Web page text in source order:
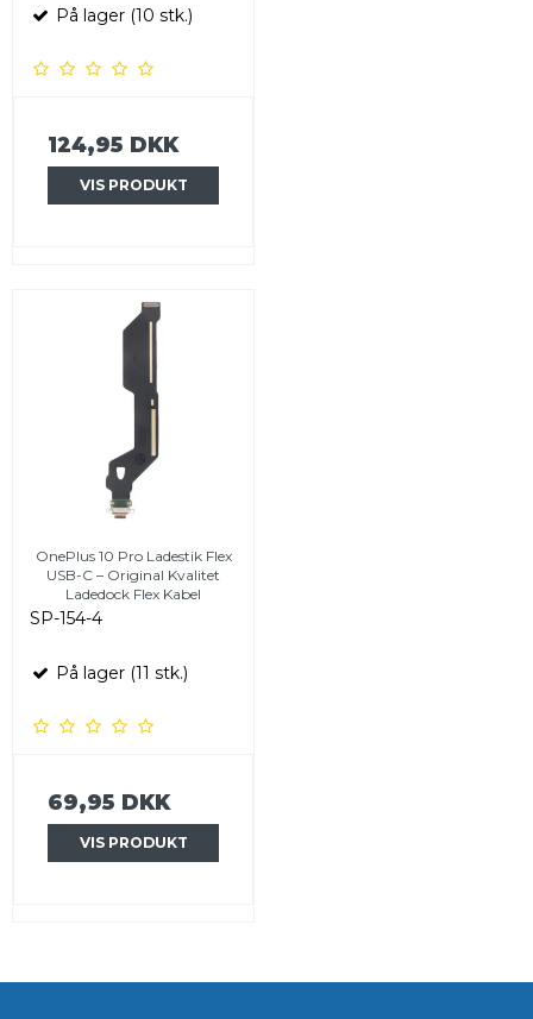
På lager (10 stk.)
124,95 DKK
VIS PRODUKT
OnePlus 10 Pro Ladestik Flex
USB-C – Original Kvalitet
Ladedock Flex Kabel
SP-154-4
På lager (11 stk.)
69,95 DKK
VIS PRODUKT